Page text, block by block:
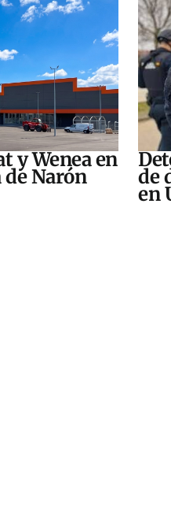
y Wenea en
de Narón de
en